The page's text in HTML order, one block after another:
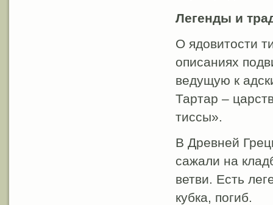
Легенды и
О ядовитости
описаниях
ведущую к
Тартар –
тиссы».
В Древней
сажали на
ветви. Есть
кубка, погиб.